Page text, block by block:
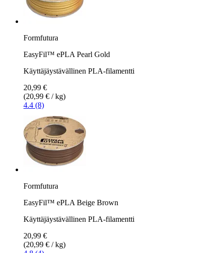
Formfutura
EasyFil™ ePLA Pearl Gold
Käyttäjäystävällinen PLA-filamentti
20,99 €
(20,99 € / kg)
4.4 (8)
Formfutura
EasyFil™ ePLA Beige Brown
Käyttäjäystävällinen PLA-filamentti
20,99 €
(20,99 € / kg)